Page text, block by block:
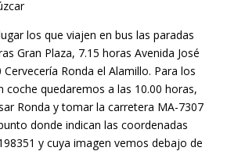
los que viajen en bus las paradas
Gran Plaza, 7.15 horas Avenida José
Cervecería Ronda el Alamillo. Para los
coche quedaremos a las 10.00 horas,
Ronda y tomar la carretera MA-7307
donde indican las coordenadas
y cuya imagen vemos debajo de